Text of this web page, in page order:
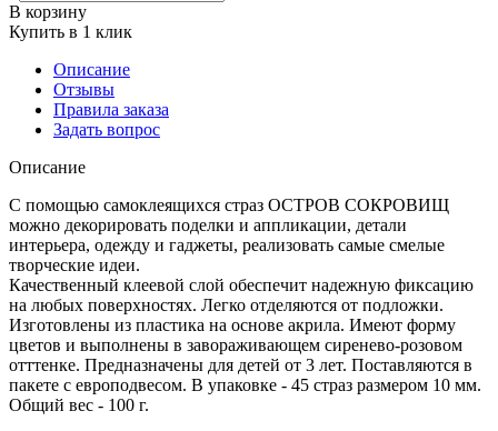
В корзину
Купить в 1 клик
Описание
Отзывы
Правила заказа
Задать вопрос
Описание
С помощью самоклеящихся страз ОСТРОВ СОКРОВИЩ
можно декорировать поделки и аппликации, детали
интерьера, одежду и гаджеты, реализовать самые смелые
творческие идеи.
Качественный клеевой слой обеспечит надежную фиксацию
на любых поверхностях. Легко отделяются от подложки.
Изготовлены из пластика на основе акрила. Имеют форму
цветов и выполнены в завораживающем сиренево-розовом
отттенке. Предназначены для детей от 3 лет. Поставляются в
пакете с европодвесом. В упаковке - 45 страз размером 10 мм.
Общий вес - 100 г.